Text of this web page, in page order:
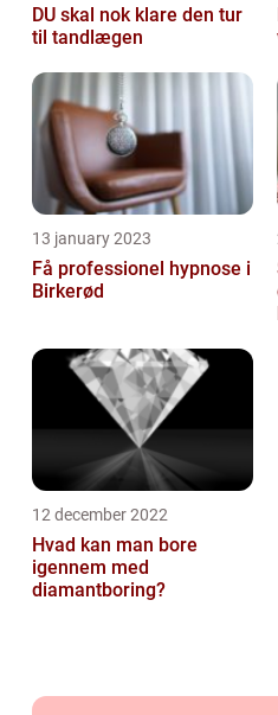
DU skal nok klare den tur
til tandlægen
13 january 2023
Få professionel hypnose i
Birkerød
12 december 2022
Hvad kan man bore
igennem med
diamantboring?